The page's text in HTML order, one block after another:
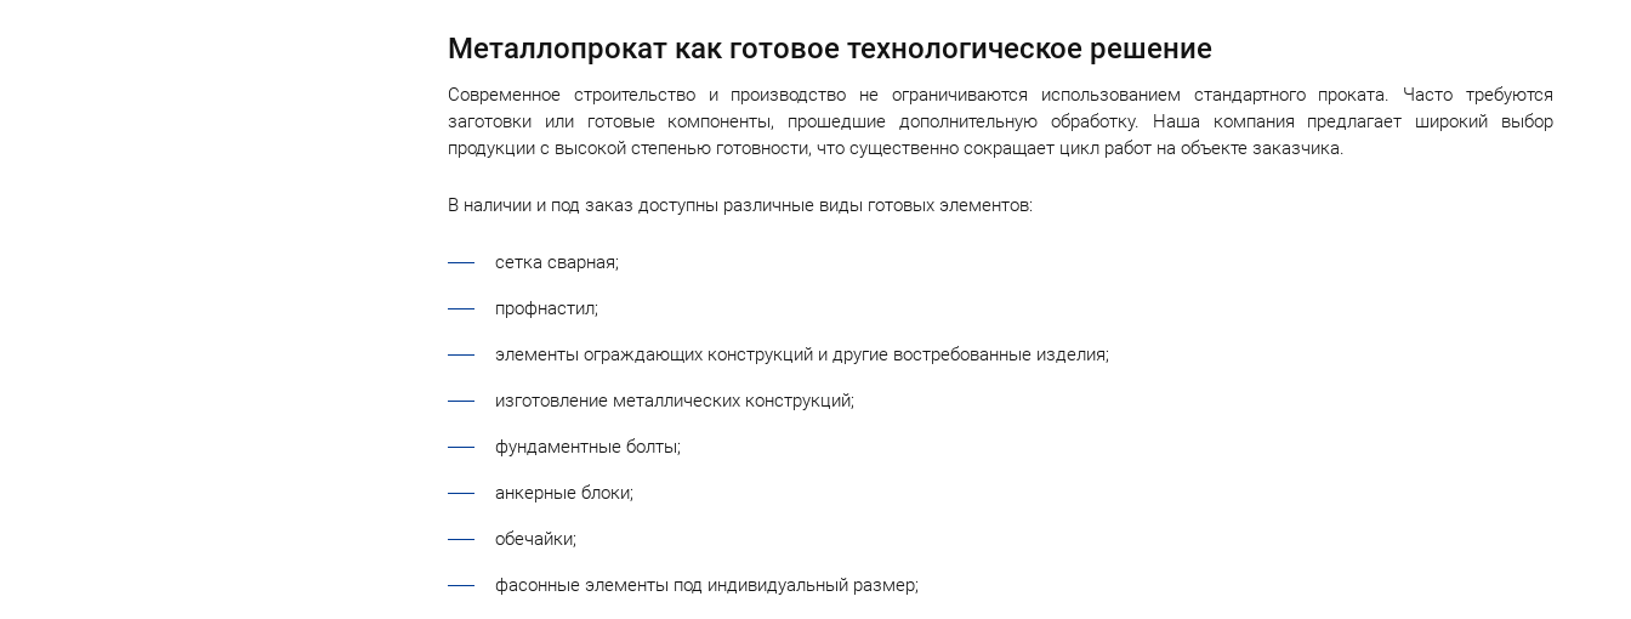
Металлопрокат как готовое технологическое решение
Современное строительство и производство не ограничиваются использованием стандартного проката. Часто требуются
заготовки или готовые компоненты, прошедшие дополнительную обработку. Наша компания предлагает широкий выбор
продукции с высокой степенью готовности, что существенно сокращает цикл работ на объекте заказчика.
В наличии и под заказ доступны различные виды готовых элементов:
сетка сварная;
профнастил;
элементы ограждающих конструкций и другие востребованные изделия;
изготовление металлических конструкций;
фундаментные болты;
анкерные блоки;
обечайки;
фасонные элементы под индивидуальный размер;